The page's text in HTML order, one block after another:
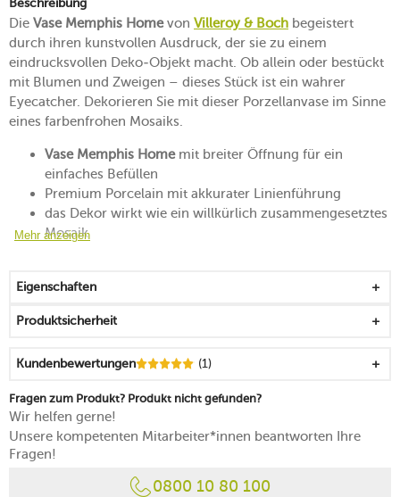
Die Vase Memphis Homevon Villeroy & Boch begeistert
durch ihren kunstvollen Ausdruck, der sie zu einem
eindrucksvollen Deko-Objekt macht. Ob allein oder bestückt
mit Blumen und Zweigen – dieses Stück ist ein wahrer
Eyecatcher. Dekorieren Sie mit dieser Porzellanvase im Sinne
eines farbenfrohen Mosaiks.
Vase Memphis Homemit breiter Öffnung für ein
einfaches Befüllen
Premium Porcelain mit akkurater Linienführung
das Dekor wirkt wie ein willkürlich zusammengesetztes
Mosaik
bringt einen Hauch Dolce Vita in Ihr Ambiente
schönes Geschenk für alle, die gerne mit Blumen
Mehr anzeigen
Eigenschaften
Produktsicherheit
Kundenbewertungen (1)
Fragen zum Produkt? Produkt nicht gefunden?
Wir helfen gerne!
Unsere kompetenten Mitarbeiter*innen beantworten Ihre
Fragen!
0800 10 80 100